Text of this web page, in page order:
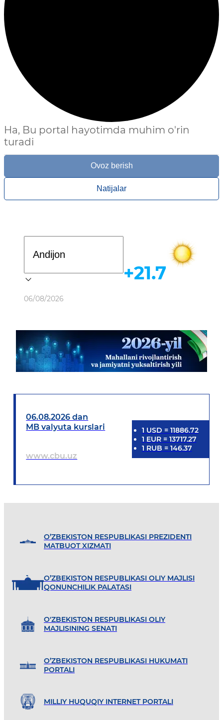
Ha, Bu portal hayotimda muhim o'rin
turadi
Ovoz berish
Natijalar
Ob-havo
06/08/2026
+21.7
06.08.2026 dan
MB valyuta kurslari
www.cbu.uz
1 USD = 11886.72
1 EUR= 13717.27
1 RUB = 146.37
O’ZBEKISTON RESPUBLIKASI PREZIDENTI
MATBUOT XIZMATI
O’ZBEKISTON RESPUBLIKASI OLIY MAJLISI
QONUNCHILIK PALATASI
O'ZBEKISTON RESPUBLIKASI OLIY
MAJLISINING SENATI
O’ZBEKISTON RESPUBLIKASI HUKUMATI
PORTALI
MILLIY HUQUQIY INTERNET PORTALI